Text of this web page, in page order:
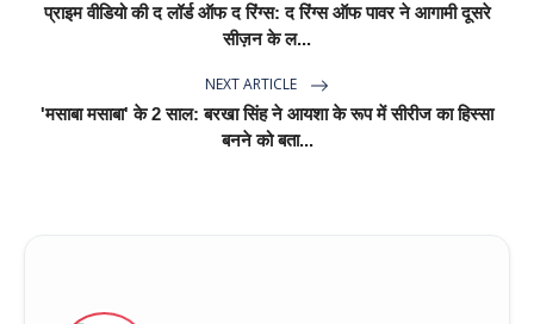
प्राइम वीडियो की द लॉर्ड ऑफ द रिंग्स: द रिंग्स ऑफ पावर ने आगामी दूसरे
सीज़न के ल...
NEXT ARTICLE
'मसाबा मसाबा' के 2 साल: बरखा सिंह ने आयशा के रूप में सीरीज का हिस्सा
बनने को बता...